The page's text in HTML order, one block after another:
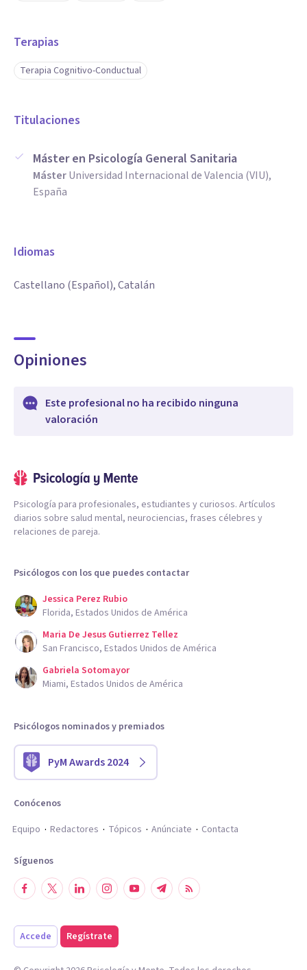
Terapias
Terapia Cognitivo-Conductual
Titulaciones
Máster en Psicología General Sanitaria
MásterUniversidad Internacional de Valencia (VIU),
España
Idiomas
Castellano (Español), Catalán
Opiniones
Este profesional no ha recibido ninguna
valoración
Psicología para profesionales, estudiantes y curiosos. Artículos
diarios sobre salud mental, neurociencias, frases célebres y
relaciones de pareja.
Psicólogos con los que puedes contactar
Jessica Perez Rubio
Florida, Estados Unidos de América
Maria De Jesus Gutierrez Tellez
San Francisco, Estados Unidos de América
Gabriela Sotomayor
Miami, Estados Unidos de América
Psicólogos nominados y premiados
PyM Awards 2024
Conócenos
Equipo
Redactores Tópicos Anúnciate Contacta
Síguenos
Accede Regístrate